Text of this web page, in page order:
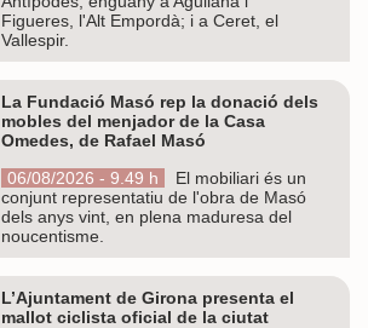
Figueres, l'Alt Empordà; i a Ceret, el
Vallespir.
La Fundació Masó rep la donació dels
mobles del menjador de la Casa
Omedes, de Rafael Masó
06/08/2026 - 9.49 h
El mobiliari és un
conjunt representatiu de l'obra de Masó
dels anys vint, en plena maduresa del
noucentisme.
L’Ajuntament de Girona presenta el
mallot ciclista oficial de la ciutat